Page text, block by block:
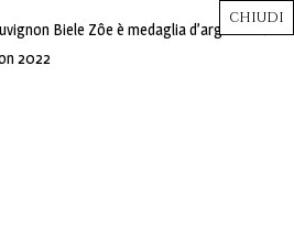
Biele Zôe è medaglia d’argento al
2022
Close
Close
Close
Close
CHIUDI
CHIUDI
CHIUDI
CHIUDI
CHIUDI